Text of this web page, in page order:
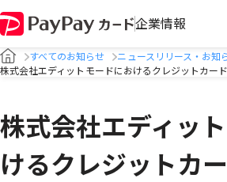
企業情報
すべてのお知らせ
ニュースリリース・お知
株式会社エディットモードにおけるクレジットカー
株式会社エディッ
けるクレジットカ